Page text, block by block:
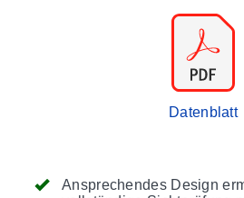
Ansprechendes Design
Datenblatt